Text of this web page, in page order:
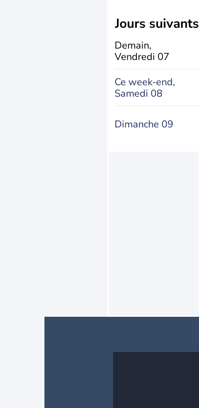
jours suivants
Demain,
Vendredi 07
Ce week-end,
Samedi 08
Dimanche 09